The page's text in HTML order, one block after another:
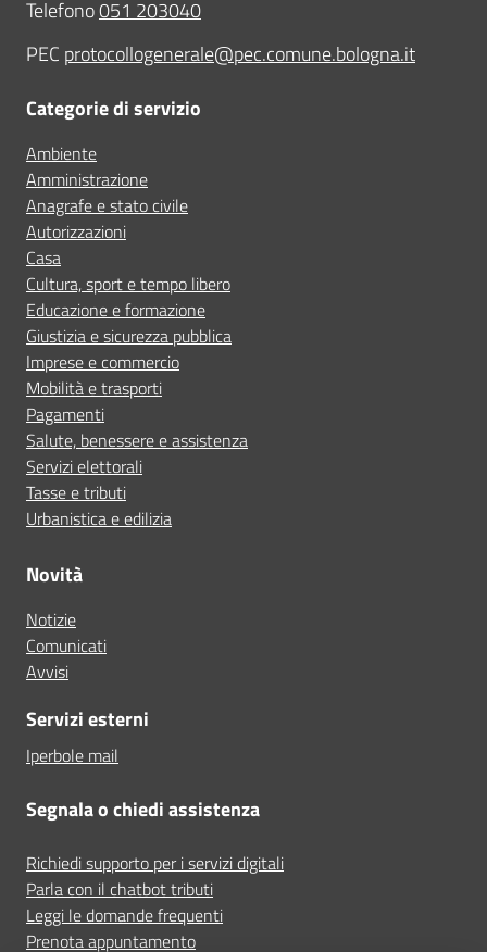
Telefono051 203040
PEC protocollogenerale@pec.comune.bologna.it
Categorie di servizio
Ambiente
Amministrazione
Anagrafe e stato civile
Autorizzazioni
Casa
Cultura, sport e tempo libero
Educazione e formazione
Giustizia e sicurezza pubblica
Imprese e commercio
Mobilità e trasporti
Pagamenti
Salute, benessere e assistenza
Servizi elettorali
Tasse e tributi
Urbanistica e edilizia
Novità
Notizie
Comunicati
Avvisi
Servizi esterni
Iperbole mail
Segnala o chiedi assistenza
Richiedi supporto per i servizi digitali
Parla con il chatbot tributi
Leggi le domande frequenti
Prenota appuntamento